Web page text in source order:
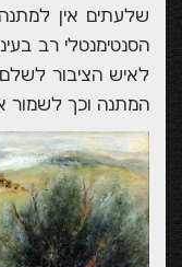
שלעתים אין
הסנטימנטלי רב
לאיש הציבור
המתנה וכך לשמור